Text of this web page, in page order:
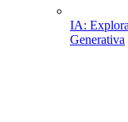
IA:
Generativa